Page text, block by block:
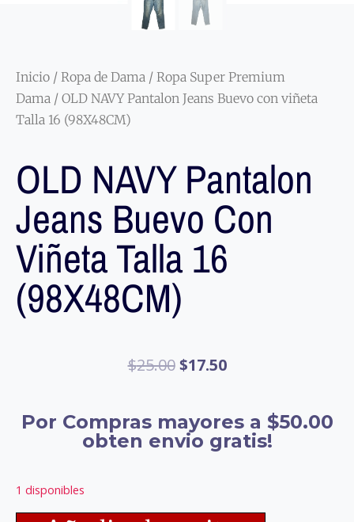
Inicio / Ropa de Dama / Ropa Super Premium
Dama / OLD NAVY Pantalon Jeans Buevo con viñeta
Talla 16 (98X48CM)
OLD NAVY Pantalon
Jeans Buevo Con
Viñeta Talla 16
(98X48CM)
$25.00 $17.50
Por Compras mayores a $50.00
obten envio gratis!
1 disponibles